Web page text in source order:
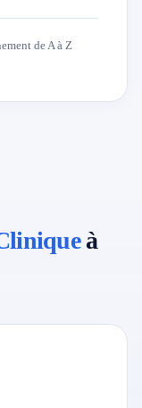
de A à Z
à